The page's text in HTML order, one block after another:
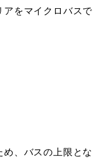
アをマイクロバスで
、バスの上限とな